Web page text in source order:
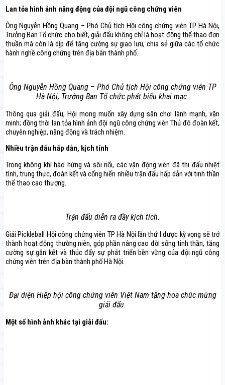
Lan tỏa hình ảnh năng động của đội ngũ công chứng viên
Ông Nguyễn Hồng Quang – Phó Chủ tịch Hội công chứng viên TP Hà Nội,
Trưởng Ban Tổ chức cho biết, giải đấu không chỉ là hoạt động thể thao đơn
thuần mà còn là dịp để tăng cường sự giao lưu, chia sẻ giữa các tổ chức
hành nghề công chứng trên địa bàn thành phố.
Ông Nguyễn Hồng Quang – Phó Chủ tịch Hội công chứng viên TP
Hà Nội, Trưởng Ban Tổ chức phát biểu khai mạc.
Thông qua giải đấu, Hội mong muốn xây dựng sân chơi lành mạnh, văn
minh; đồng thời lan tỏa hình ảnh đội ngũ công chứng viên Thủ đô đoàn kết,
chuyên nghiệp, năng động và trách nhiệm.
Nhiều trận đấu hấp dẫn, kịch tính
Trong không khí hào hứng và sôi nổi, các vận động viên đã thi đấu nhiệt
tình, trung thực, đoàn kết và cống hiến nhiều trận đấu hấp dẫn với tinh thần
thể thao cao thượng.
Trận đấu diễn ra đầy kịch tích.
Giải Pickleball Hội công chứng viên TP Hà Nội lần thứ I được kỳ vọng sẽ trở
thành hoạt động thường niên, góp phần nâng cao đời sống tinh thần, tăng
cường sự gắn kết và thúc đẩy sự phát triển bền vững của đội ngũ công
chứng viên trên địa bàn thành phố Hà Nội.
Đại diện Hiệp hội công chứng viên Việt Nam tặng hoa chúc mừng
giải đấu.
Một số hình ảnh khác tại giải đấu: